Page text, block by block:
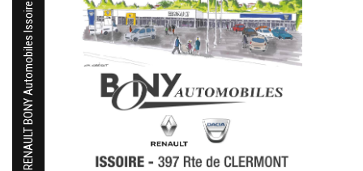
RENAULT BONY Automobiles Issoire